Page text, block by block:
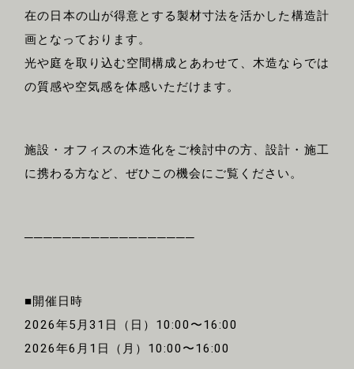
在の日本の山が得意とする製材寸法を活かした構造計
画となっております。
光や庭を取り込む空間構成とあわせて、木造ならでは
の質感や空気感を体感いただけます。
施設・オフィスの木造化をご検討中の方、設計・施工
に携わる方など、ぜひこの機会にご覧ください。
──────────────────
■開催日時
2026年5月31日（日）10:00〜16:00
2026年6月1日（月）10:00〜16:00